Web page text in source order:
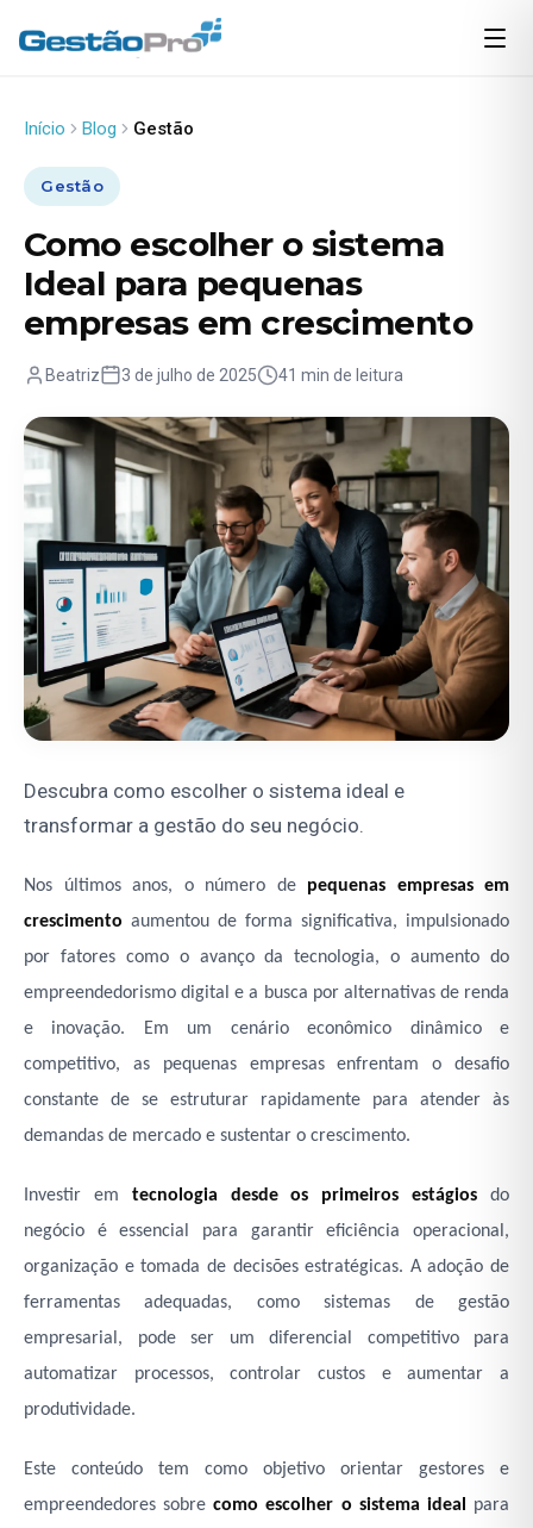
Início Blog Gestão
Gestão
Como escolher o sistema
Ideal para pequenas
empresas em crescimento
Beatriz 3 de julho de 2025 41 min de leitura
Descubra como escolher o sistema ideal e
transformar a gestão do seu negócio.
Nos últimos anos, o número de pequenas empresas em
crescimento aumentou de forma significativa, impulsionado
por fatores como o avanço da tecnologia, o aumento do
empreendedorismo digital e a busca por alternativas de renda
e inovação. Em um cenário econômico dinâmico e
competitivo, as pequenas empresas enfrentam o desafio
constante de se estruturar rapidamente para atender às
demandas de mercado e sustentar o crescimento.
Investir em tecnologia desde os primeiros estágios do
negócio é essencial para garantir eficiência operacional,
organização e tomada de decisões estratégicas. A adoção de
ferramentas adequadas, como sistemas de gestão
empresarial, pode ser um diferencial competitivo para
automatizar processos, controlar custos e aumentar a
produtividade.
Este conteúdo tem como objetivo orientar gestores e
empreendedores sobrecomo escolher o sistema ideal
para